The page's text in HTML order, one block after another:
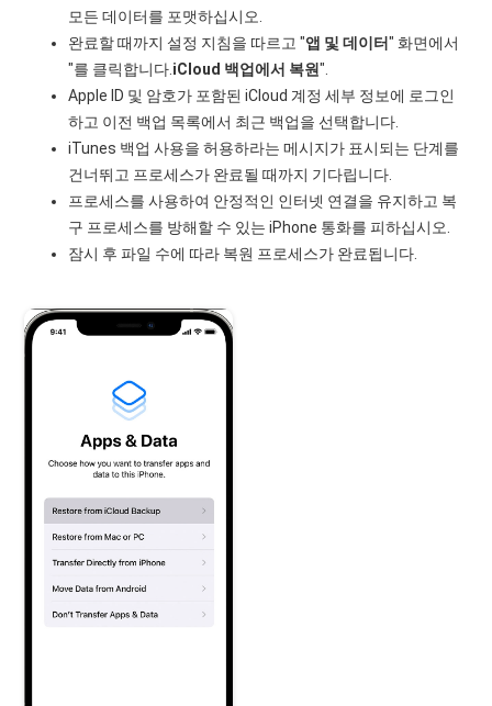
모든 데이터를 포맷하십시오.
완료할 때까지 설정 지침을 따르고 "앱 및 데이터" 화면에서
"를 클릭합니다. iCloud 백업에서 복원".
Apple ID 및 암호가 포함된 iCloud 계정 세부 정보에 로그인
하고 이전 백업 목록에서 최근 백업을 선택합니다.
iTunes 백업 사용을 허용하라는 메시지가 표시되는 단계를
건너뛰고 프로세스가 완료될 때까지 기다립니다.
프로세스를 사용하여 안정적인 인터넷 연결을 유지하고 복
구 프로세스를 방해할 수 있는 iPhone 통화를 피하십시오.
잠시 후 파일 수에 따라 복원 프로세스가 완료됩니다.